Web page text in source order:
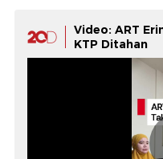
Video: ART
KTP Ditahan